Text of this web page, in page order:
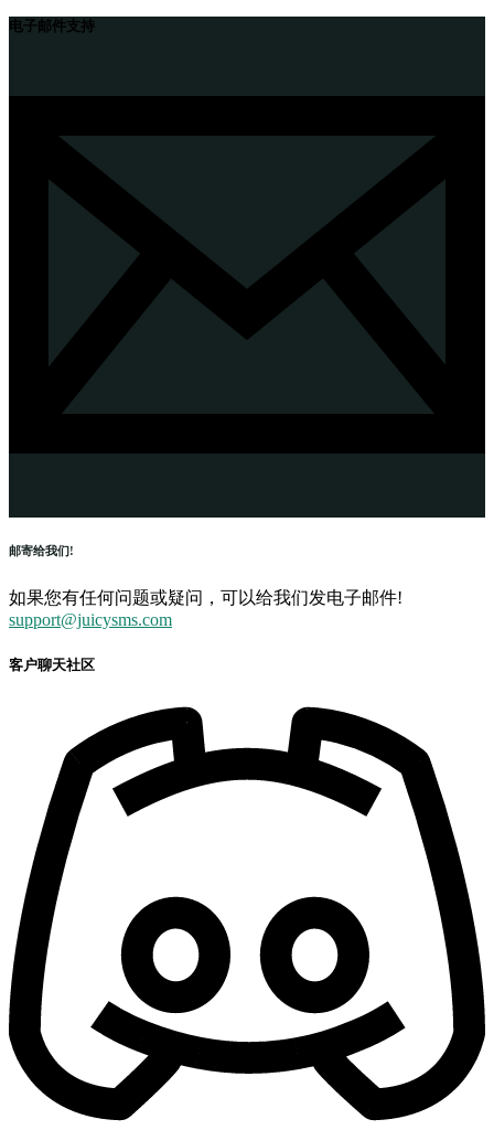
电子邮件支持
邮寄给我们!
如果您有任何问题或疑问，可以给我们发电子邮件!
support@juicysms.com
客户聊天社区